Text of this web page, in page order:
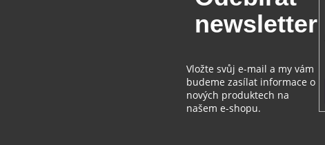
newsletter
Vložte svůj e-mail a my vám
budeme zasílat informace o
nových produktech na
našem e-shopu.